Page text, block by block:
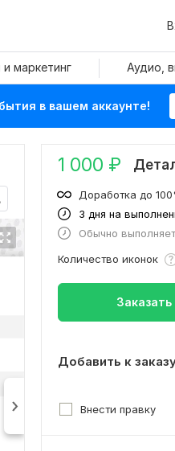
маркетинг Аудио,
в вашем аккаунте!
1 000 ₽
3 дня на
Доработка до
Обычно
Количество иконок
Заказать
Добавить к
Внести правку